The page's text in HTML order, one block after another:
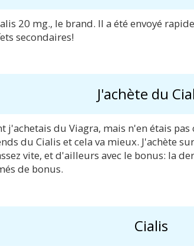
20 mg., le brand. Il a été envoyé
secondaires!
J'achète du
j'achetais du Viagra, mais n'en étais
du Cialis et cela va mieux. J'achète
vite, et d'ailleurs avec le bonus: la
de bonus.
Cialis